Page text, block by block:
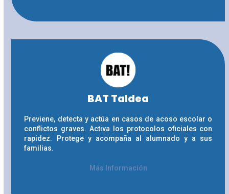
BAT Taldea
Previene, detecta y actúa en casos de acoso escolar o
conflictos graves. Activa los protocolos oficiales con
rapidez. Protege y acompaña al alumnado y a sus
familias.
Más Información